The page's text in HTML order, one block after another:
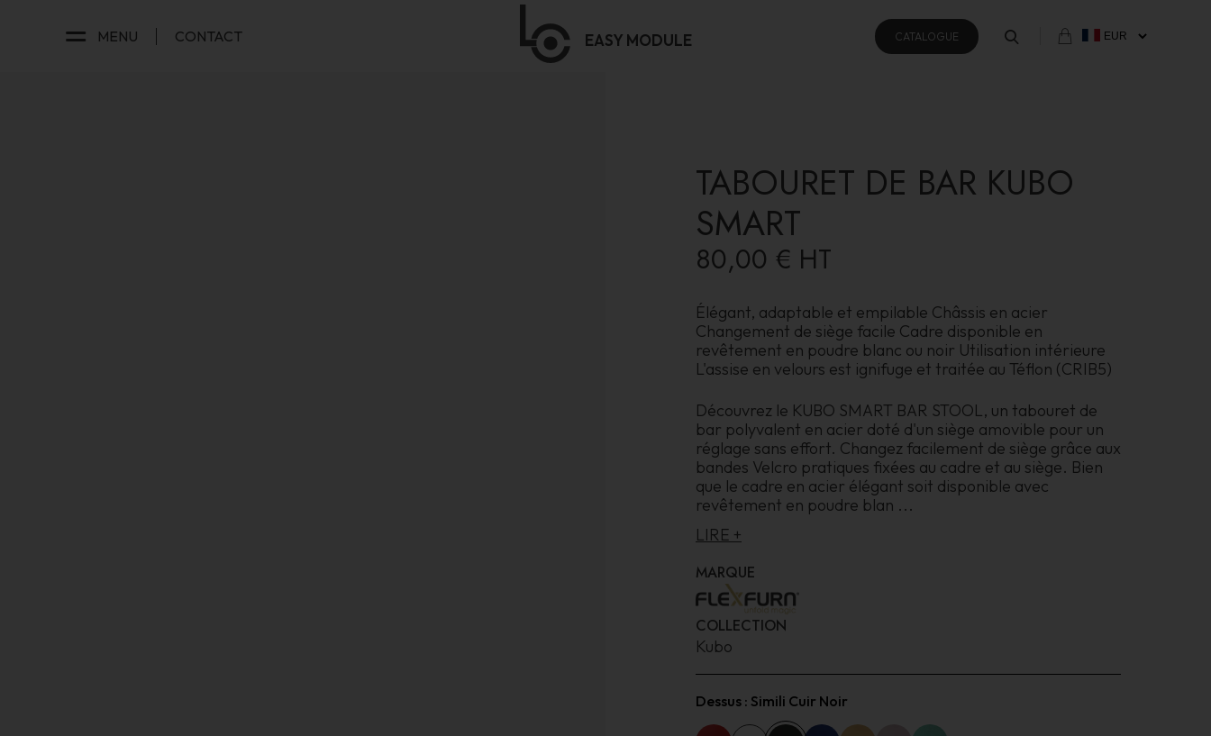
MENU CONTACT EASY MODULE CATALOGUE
TABOURET DE BAR KUBO
SMART
80,00 € HT
Élégant, adaptable et empilable Châssis en acier
Changement de siège facile Cadre disponible en
revêtement en poudre blanc ou noir Utilisation intérieure
L'assise en velours est ignifuge et traitée au Téflon (CRIB5)
Découvrez le KUBO SMART BAR STOOL, un tabouret de
bar polyvalent en acier doté d'un siège amovible pour un
réglage sans effort. Changez facilement de siège grâce aux
bandes Velcro pratiques fixées au cadre et au siège. Bien
que le cadre en acier élégant soit disponible avec
revêtement en poudre blan ...
LIRE +
MARQUE
COLLECTION
Kubo
Dessus : Simili Cuir Noir